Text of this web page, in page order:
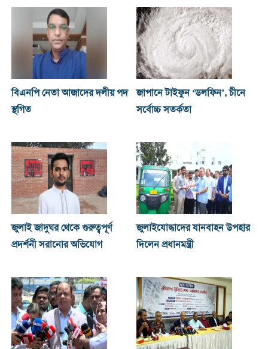
বিএনপি নেতা আজাদের দলীয় পদ
স্থগিত
জাপানে টাইফুন ‘ডলফিন’, চীনে
সর্বোচ্চ সতর্কতা
জুলাই জাদুঘর থেকে গুরুত্বপূর্ণ
প্রদর্শনী সরানোর অভিযোগ
জুলাইযোদ্ধাদের যানবাহন উপহার
দিলেন প্রধানমন্ত্রী